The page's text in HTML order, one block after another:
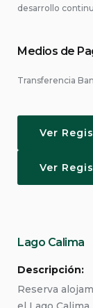
desarrollo
Medios de
Transferencia
Ver
Ver
Lago Calima
Descripción:
Reserva